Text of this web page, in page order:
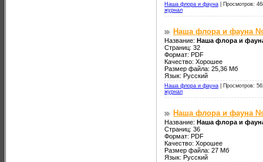
Наша флора и фауна
Просмотров:
журнал
Наша флора и фауна
Название: Наша флора и
Страниц: 32
Формат: PDF
Качество: Хорошее
Размер файла: 25,36 Мб
Язык: Русский
Наша флора и фауна
Просмотров:
журнал
Наша флора и фауна
Название: Наша флора и
Страниц: 36
Формат: PDF
Качество: Хорошее
Размер файла: 27 Мб
Язык: Русский